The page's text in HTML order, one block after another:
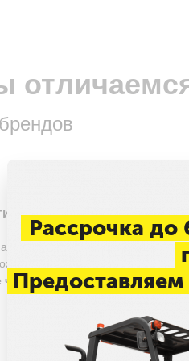
производствах известных марок,
качество
чем 3 года
решения
Рассрочка до